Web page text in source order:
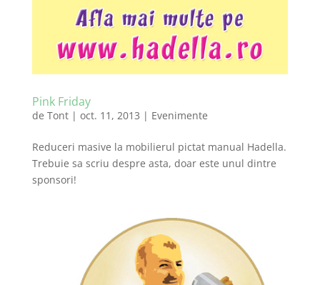
Pink Friday
de Tont| oct. 11, 2013 | Evenimente
Reduceri masive la mobilierul pictat manual Hadella.
Trebuie sa scriu despre asta, doar este unul dintre
sponsori!